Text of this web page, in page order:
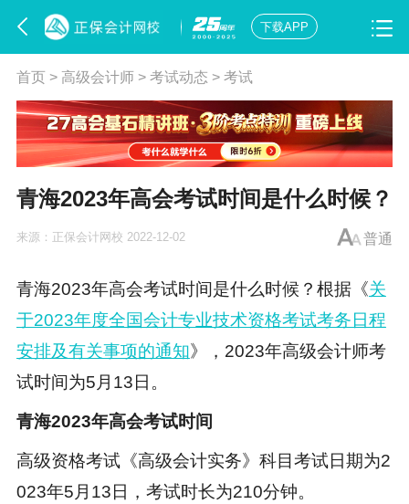
下载APP
首页> 高级会计师> 考试动态 > 考试
青海2023年高会考试时间是什么时候？
普通
来源： 正保会计网校 2022-12-02
青海2023年高会考试时间是什么时候？根据《关
于2023年度全国会计专业技术资格考试考务日程
安排及有关事项的通知》，2023年高级会计师考
试时间为5月13日。
青海2023年高会考试时间
高级资格考试《高级会计实务》科目考试日期为2
023年5月13日，考试时长为210分钟。